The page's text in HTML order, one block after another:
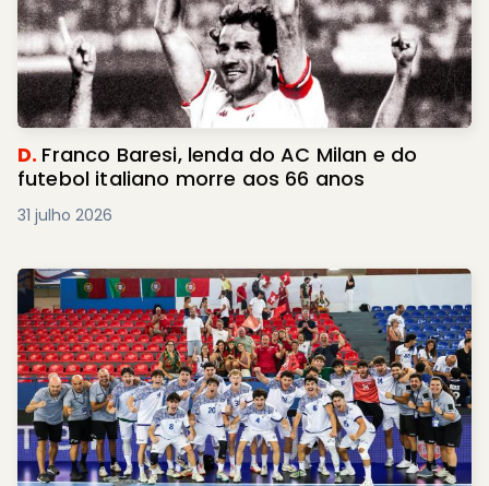
D. Franco Baresi, lenda do AC Milan e do
futebol italiano morre aos 66 anos
31 julho 2026